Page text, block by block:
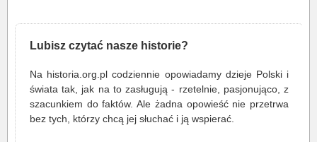
Lubisz czytać nasze historie?
Na historia.org.pl codziennie opowiadamy dzieje Polski i
świata tak, jak na to zasługują - rzetelnie, pasjonująco, z
szacunkiem do faktów. Ale żadna opowieść nie przetrwa
bez tych, którzy chcą jej słuchać i ją wspierać.